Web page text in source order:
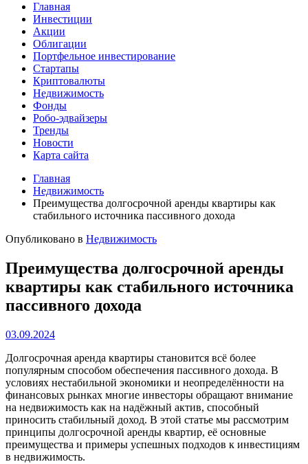
Главная
Инвестиции
Акции
Облигации
Портфельное инвестирование
Стартапы
Криптовалюты
Недвижимость
Фонды
Робо-эдвайзеры
Тренды
Новости
Карта сайта
Главная
Недвижимость
Преимущества долгосрочной аренды квартиры как
стабильного источника пассивного дохода
Опубликовано в Недвижимость
Преимущества долгосрочной аренды
квартиры как стабильного источника
пассивного дохода
03.09.2024
Долгосрочная аренда квартиры становится всё более
популярным способом обеспечения пассивного дохода. В
условиях нестабильной экономики и неопределённости на
финансовых рынках многие инвесторы обращают внимание
на недвижимость как на надёжный актив, способный
приносить стабильный доход. В этой статье мы рассмотрим
принципы долгосрочной аренды квартир, её основные
преимущества и примеры успешных подходов к инвестициям
в недвижимость.